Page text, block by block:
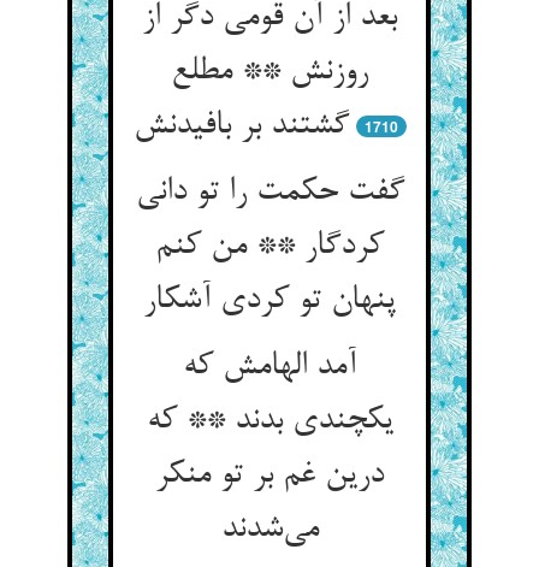
بعد از آن قومی دگر از
روزنش ** مطلع
گشتند بر بافیدنش
1710
گفت حکمت را تو دانی
کردگار ** من کنم
پنهان تو کردی آشکار
آمد الهامش که
یکچندی بدند ** که
درین غم بر تو منکر
می‌شدند